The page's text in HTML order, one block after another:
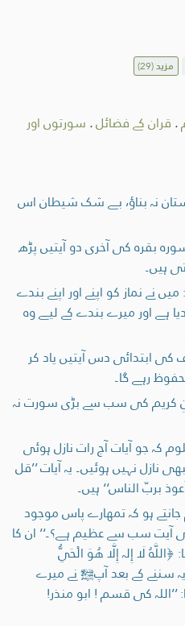
مزید(29)
. قران کے فضائل. سورتوں اور
نہ بناؤ، بے شک شیطان اس
بقرہ کی آخری دو آیتیں پڑھ
ہیں۔
نے نماز کو اپنے اور اپنے بندے
ہے اور میرے بندے کے لیے وہ
ابتدائی دس آیتیں یاد کر
رہے گا۔
کریم کی سب سے بڑی سورت نہ
کہ جو آیات آج رات نازل ہوئی
نازل نہیں ہوئیں۔ یہ آیات ’’قل
بربّ الناس‘‘ ہیں۔
ہو کہ تمھارے پاس موجود
سب سے عظیم ہے؟۔‘‘ ان کا
لَا إِلہ إِلَّا هُوَ الْحَيُّ
سننے کے بعد آپﷺ نے میرے
’’اللہ کی قسم ! ابو منذر!